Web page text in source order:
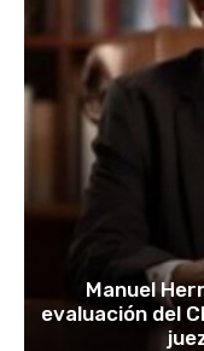
Manuel
evaluación del